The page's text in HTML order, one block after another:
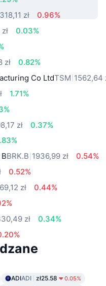
zł
0.96%
0.03%
zł
0.82%
Co LtdTSM 1562,64
1.71%
zł
0.37%
BRK.B 1936,99 zł
0.54%
0.52%
zł
0.44%
zł
0.34%
ADIADI zł25.58 0.05%